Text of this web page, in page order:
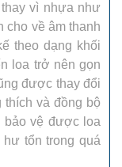
vì nhựa như
cho về âm thanh
theo dạng khối
loa trở nên gọn
được thay đổi
và đồng bộ
bảo vệ được loa
tổn trong quá